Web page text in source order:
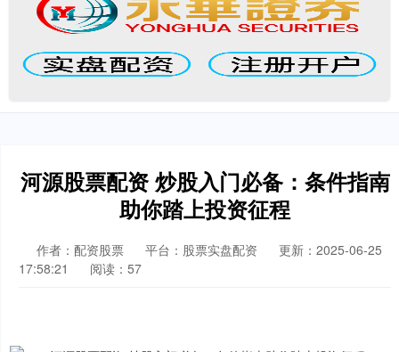
河源股票配资 炒股入门必备：条件指南
助你踏上投资征程
作者：配资股票 平台：股票实盘配资
更新：2025-06-25
17:58:21
阅读：57